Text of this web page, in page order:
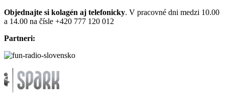
Objednajte si kolagén aj telefonicky. V pracovné dni medzi 10.00
a 14.00 na čísle +420 777 120 012
Partneri: